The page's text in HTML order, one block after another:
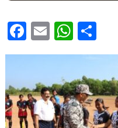
Facebook
Email WhatsApp